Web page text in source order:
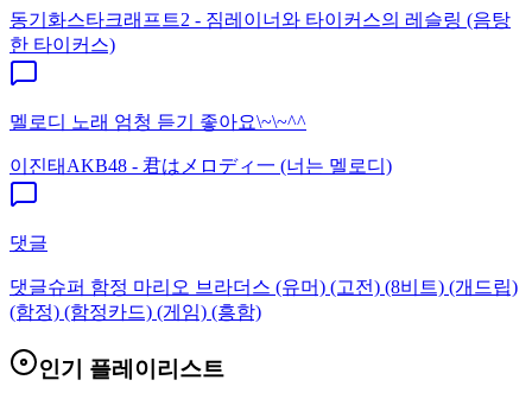
동기화스타크래프트2 - 짐레이너와 타이커스의 레슬링 (음탕
한 타이커스)
멜로디 노래 엄청 듣기 좋아요\~\~^^
이진태 AKB48 - 君はメロディ一 (너는 멜로디)
댓글
댓글슈퍼 함정 마리오 브라더스 (유머) (고전) (8비트) (개드립)
(함정) (함정카드) (게임) (흥함)
인기 플레이리스트